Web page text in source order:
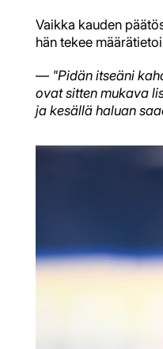
Vaikka kauden
hän tekee
— "Pidän itseäni
ovat sitten mukava
ja kesällä haluan